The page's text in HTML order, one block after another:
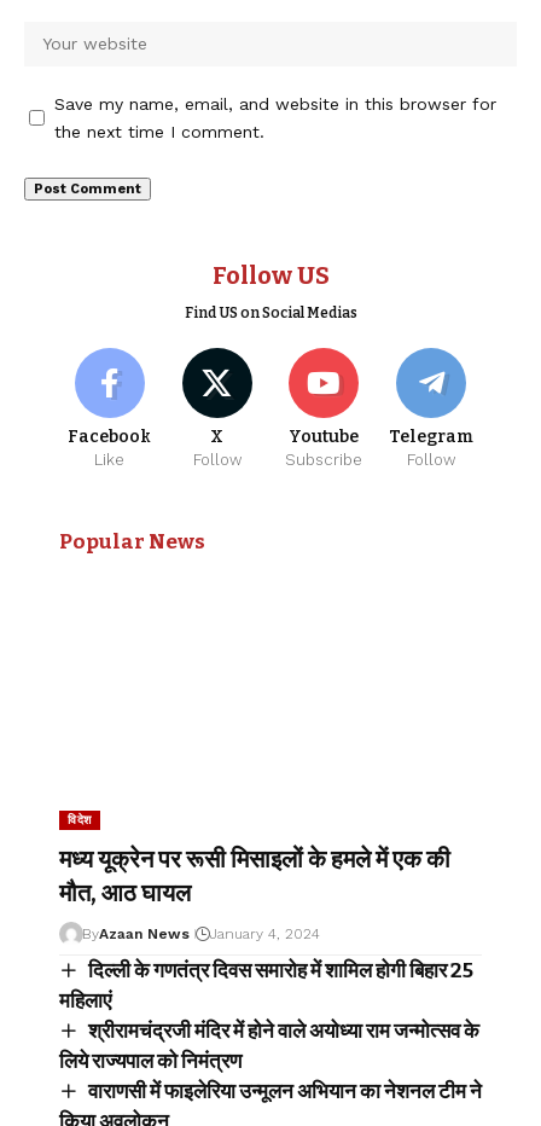
Save my name, email, and website in this browser for
the next time I comment.
Follow US
Find US on Social Medias
Facebook
Like
X
Follow
Youtube
Subscribe
Telegram
Follow
Popular News
विदेश
मध्य यूक्रेन पर रूसी मिसाइलों के हमले में एक की
मौत, आठ घायल
ByAzaan News January 4, 2024
दिल्ली के गणतंत्र दिवस समारोह में शामिल होगी बिहार 25
महिलाएं
श्रीरामचंद्रजी मंदिर में होने वाले अयोध्या राम जन्मोत्सव के
लिये राज्यपाल को निमंत्रण
वाराणसी में फाइलेरिया उन्मूलन अभियान का नेशनल टीम ने